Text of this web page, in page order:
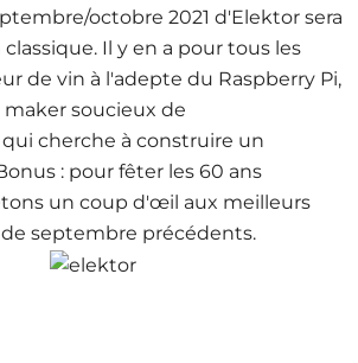
octobre 2021 d'Elektor sera
Il y en a pour tous les
de vin à l'adepte du Raspberry Pi,
soucieux de
cherche à construire un
: pour fêter les 60 ans
un coup d'œil aux meilleurs
septembre précédents.